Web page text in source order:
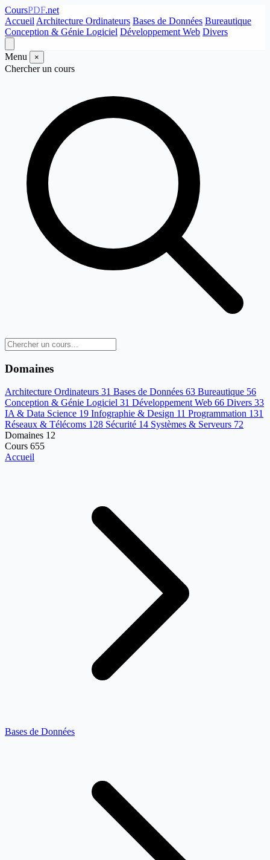
CoursPDF.net
Accueil Architecture Ordinateurs Bases de Données Bureautique
Conception & Génie Logiciel Développement Web Divers
Menu ×
Chercher un cours
Domaines
Architecture Ordinateurs 31 Bases de Données 63 Bureautique 56
Conception & Génie Logiciel 31 Développement Web 66 Divers 33
IA & Data Science 19 Infographie & Design 11 Programmation 131
Réseaux & Télécoms 128 Sécurité 14 Systèmes & Serveurs 72
Domaines 12
Cours 655
Accueil
Bases de Données